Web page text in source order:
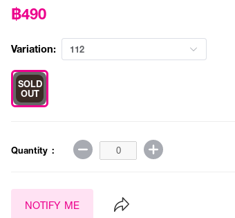
฿490
Variation: 112
SOLD
OUT
Quantity :
NOTIFY ME